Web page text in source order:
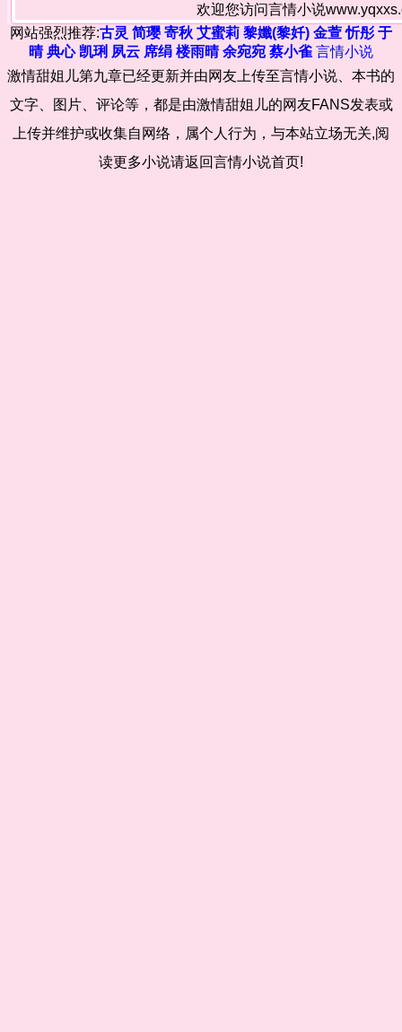
欢迎您访问言情小说
网站强烈推荐:古灵 简璎 寄秋 艾蜜莉 黎孅(黎奷) 金萱 忻彤 于
晴 典心 凯琍 夙云 席绢 楼雨晴 余宛宛 蔡小雀 言情小说
激情甜姐儿第九章已经更新并由网友上传至言情小说、本书的
文字、图片、评论等，都是由激情甜姐儿的网友FANS发表或
上传并维护或收集自网络，属个人行为，与本站立场无关,阅
读更多小说请返回言情小说首页!